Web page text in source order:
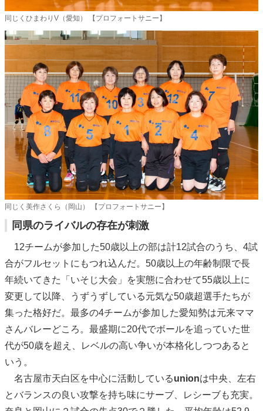
同じくひまわりV（愛知） 【プロフォートサニー】
同じく美作さくら（岡山） 【プロフォートサニー】
同県のライバルの存在が刺激
12チームが参加した50歳以上の部は計12試合のうち、4試
合がフルセットにもつれ込んだ。50歳以上の年齢制限で長
年続いてきた「いそじ大会」を実態に合わせて55歳以上に
変更して以降、うずうずしている元気な50歳超選手たちが
集った格好だ。最多の4チームが参加した愛知勢は元来ママ
さんバレーどころ。最盛期に20代でボールを追っていた世
代が50歳を超え、レベルの高い争いが本格化しつつあると
いう。
名古屋市天白区を中心に活動しているunionは中央、左右
とバランスの良い攻撃を持ち味にサーブ、レシーブも充実。